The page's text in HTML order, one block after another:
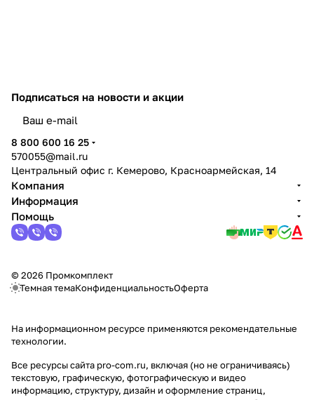
Подписаться на новости и акции
8 800 600 16 25
570055@mail.ru
Центральный офис г. Кемерово, Красноармейская, 14
Компания
Информация
Помощь
© 2026 Промкомплект
Темная темаКонфиденциальностьОферта
На информационном ресурсе применяются рекомендательные
технологии.
Все ресурсы сайта pro-com.ru, включая (но не ограничиваясь)
текстовую, графическую, фотографическую и видео
информацию, структуру, дизайн и оформление страниц,